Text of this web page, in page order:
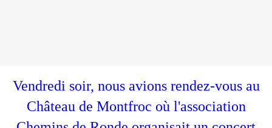
Vendredi soir, nous avions rendez-vous au
Château de Montfroc où l'association